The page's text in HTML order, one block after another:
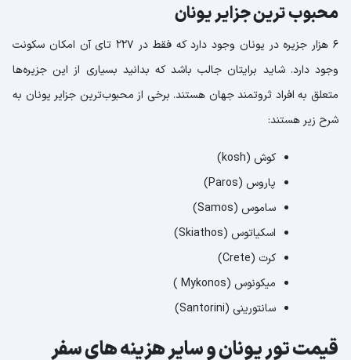
محبوب‌ ترین جزایر یونان
6 هزار جزیره در یونان وجود دارد که فقط در 227 تای آن امکان سکونت
وجود دارد. شاید برایتان جالب باشد که بدانید بسیاری از این جزیره‌ها
متعلق به افراد ثروتمند جهان هستند. برخی از محبوب‌ترین جزایر یونان به
شرح زیر هستند:
کوش (kosh)
پاروس (Paros)
ساموس (Samos)
اسکیاتوس (Skiathos)
کرت (Crete)
میکونوس (Mykonos )
سانتورینی (Santorini)
قیمت تور یونان و سایر هزینه های سفر